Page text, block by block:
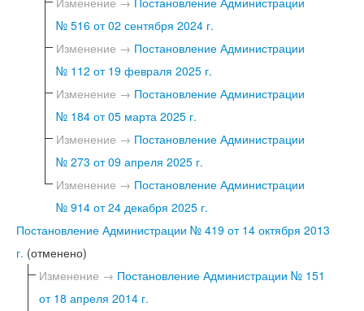
№ 516 от 02 сентября 2024 г.
Изменение → Постановление Администрации
№ 112 от 19 февраля 2025 г.
Изменение → Постановление Администрации
№ 184 от 05 марта 2025 г.
Изменение → Постановление Администрации
№ 273 от 09 апреля 2025 г.
Изменение → Постановление Администрации
№ 914 от 24 декабря 2025 г.
Постановление Администрации № 419 от 14 октября 2013
г. (отменено)
Изменение → Постановление Администрации № 151
от 18 апреля 2014 г.